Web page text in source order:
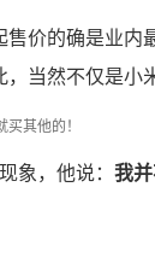
售价的确是业
当然不仅是小
象，他说： 我